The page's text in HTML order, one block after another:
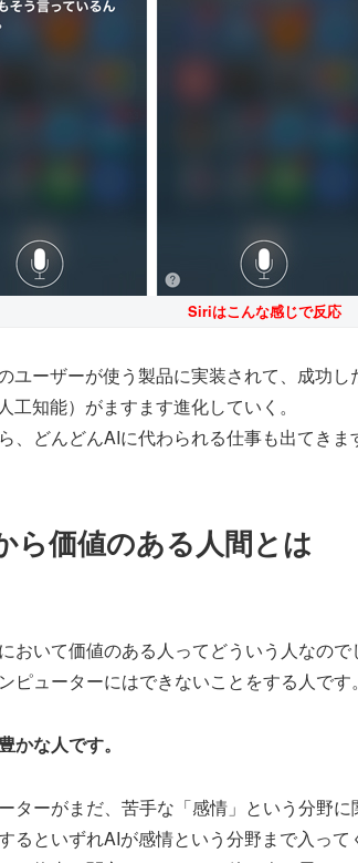
Siriはこんな感じで反応
ユーザーが使う製品に実装されて、成功し
工知能）がますます進化していく。
、どんどんAIに代わられる仕事も出てきま
ら価値のある人間とは
おいて価値のある人ってどういう人なので
ピューターにはできないことをする人です。
かな人です。
ターがまだ、苦手な「感情」という分野に
するといずれAIが感情という分野まで入って